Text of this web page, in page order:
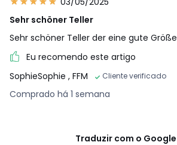
Sehr schöner Teller
Sehr schöner Teller der eine gute
Eu recomendo este artigo
SophieSophie , FFM Cliente verificado
Comprado há 1 semana
Traduzir com o Google